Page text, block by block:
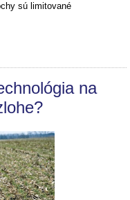
sú limitované
na